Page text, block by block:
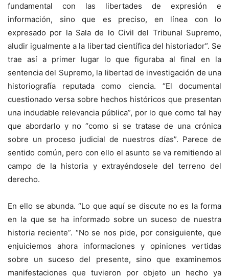
fundamental con las libertades de expresión e
información, sino que es preciso, en línea con lo
expresado por la Sala de lo Civil del Tribunal Supremo,
aludir igualmente a la libertad científica del historiador”. Se
trae así a primer lugar lo que figuraba al final en la
sentencia del Supremo, la libertad de investigación de una
historiografía reputada como ciencia. “El documental
cuestionado versa sobre hechos históricos que presentan
una indudable relevancia pública”, por lo que como tal hay
que abordarlo y no “como si se tratase de una crónica
sobre un proceso judicial de nuestros días”. Parece de
sentido común, pero con ello el asunto se va remitiendo al
campo de la historia y extrayéndosele del terreno del
derecho.
En ello se abunda. “Lo que aquí se discute no es la forma
en la que se ha informado sobre un suceso de nuestra
historia reciente”. “No se nos pide, por consiguiente, que
enjuiciemos ahora informaciones y opiniones vertidas
sobre un suceso del presente, sino que examinemos
manifestaciones que tuvieron por objeto un hecho ya